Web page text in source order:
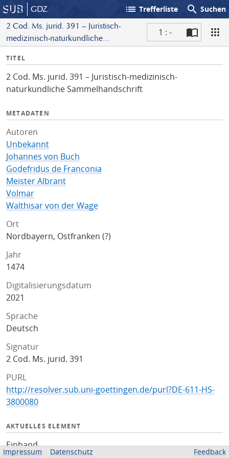
GDZ list Trefferliste search Suchen
2 Cod. Ms. jurid. 391 – Juristisch-
medizinisch-naturkundliche
1 : -
I
f
o
TITEL
2 Cod. Ms. jurid. 391 – Juristisch-medizinisch-
naturkundliche Sammelhandschrift
METADATEN
Autoren
Unbekannt
Johannes von Buch
Godefridus de Franconia
Meister Albrant
Volmar
Walthisar von der Wage
Ort
Nordbayern, Ostfranken (?)
Jahr
1474
Digitalisierungsdatum
2021
Sprache
Deutsch
Signatur
2 Cod. Ms. jurid. 391
PURL
http://resolver.sub.uni-goettingen.de/purl?DE-611-HS-
3800080
AKTUELLES ELEMENT
Einband
Impressum Datenschutz Feedback